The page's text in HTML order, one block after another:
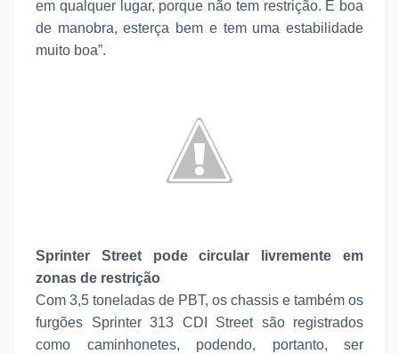
em qualquer lugar, porque não tem restrição. É boa
de manobra, esterça bem e tem uma estabilidade
muito boa”.
Sprinter Street pode circular livremente em
zonas de restrição
Com 3,5 toneladas de PBT, os chassis e também os
furgões Sprinter 313 CDI Street são registrados
como caminhonetes, podendo, portanto, ser